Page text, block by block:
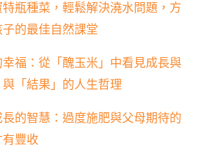
特瓶種菜，輕鬆解決澆水問題，方
的最佳自然課堂
幸福：從「醜玉米」中看見成長與
「結果」的人生哲理
長的智慧：過度施肥與父母期待的
豐收